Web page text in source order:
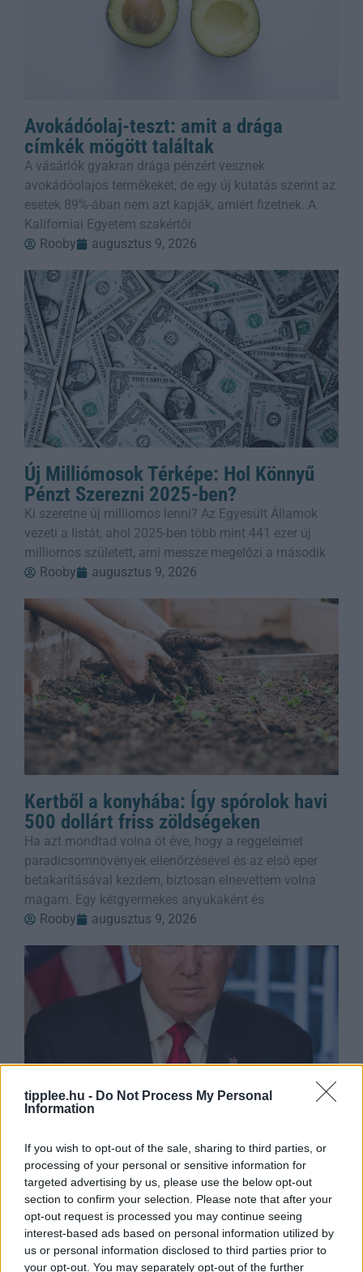
tipplee.hu - Do Not Process My Personal
Information
If you wish to opt-out of the sale, sharing to third parties, or
processing of your personal or sensitive information for
targeted advertising by us, please use the below opt-out
section to confirm your selection. Please note that after your
opt-out request is processed you may continue seeing
interest-based ads based on personal information utilized by
us or personal information disclosed to third parties prior to
your opt-out. You may separately opt-out of the further
Avokádóolaj-teszt: amit a drága
címkék mögött találtak
A vásárlók gyakran drága pénzért vesznek
avokádóolajos termékeket, de egy új kutatás szerint az
esetek 89%-ában nem azt kapják, amiért fizetnek. A
Kaliforniai Egyetem szakértői
Rooby
augusztus 9, 2026
Új Milliómosok Térképe: Hol Könnyű
Pénzt Szerezni 2025-ben?
Ki szeretne új milliomos lenni? Az Egyesült Államok
vezeti a listát, ahol 2025-ben több mint 441 ezer új
milliomos született, ami messze megelőzi a második
Rooby
augusztus 9, 2026
Kertből a konyhába: Így spórolok havi
500 dollárt friss zöldségeken
Ha azt mondtad volna öt éve, hogy a reggeleimet
paradicsomnövények ellenőrzésével és az első eper
betakarításával kezdem, biztosan elnevettem volna
magam. Egy kétgyermekes anyukaként és
Rooby
augusztus 9, 2026
Bíró Elutasítja a Trump-féle Választási
Álom Igazolására Irányuló
Tanúvallomást
Egy szövetségi bíró kedden megsemmisített egy nagy
esküdtszéki idézést, amely Trump elnök 2020-as
választási csalásról szóló hamis állításait próbálta
alátámasztani. William M. Ray II bíró,